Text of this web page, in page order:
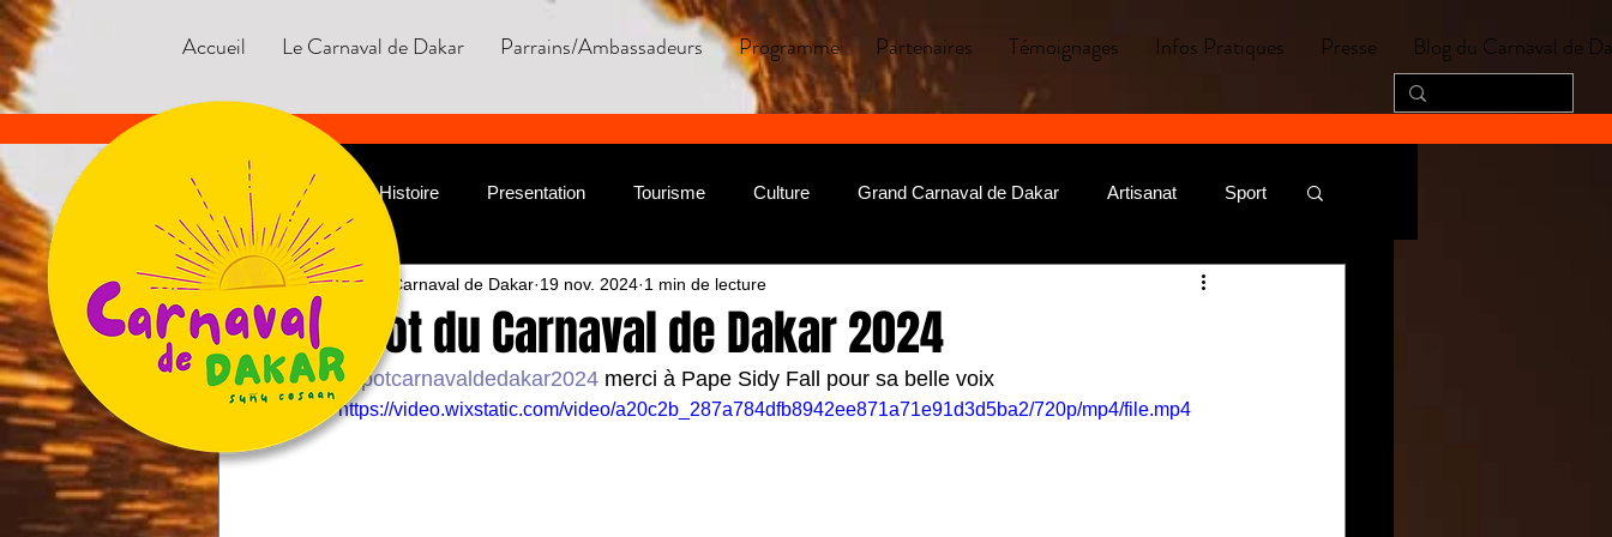
Accueil Le Carnaval de Dakar Parrains/Ambassadeurs Programme Partenaires Témoignages Infos Pratiques Presse Blog du Carnaval de
Tous les posts Histoire Presentation Tourisme Culture Grand Carnaval de Dakar Artisanat Sport
musique
Spot du Carnaval de Dakar 2024
Carnaval de Dakar 19 nov. 2024 1 min de lecture
#spotcarnavaldedakar2024 merci à Pape Sidy Fall pour sa belle voix
https://video.wixstatic.com/video/a20c2b_287a784dfb8942ee871a71e91d3d5ba2/720p/mp4/file.mp4